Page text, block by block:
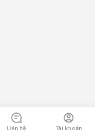
Liên hệ Tài khoản